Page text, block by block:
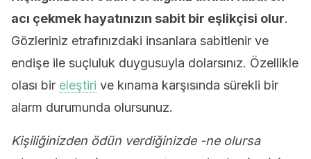
acı çekmek hayatınızın sabit bir eşlikçisi olur.
Gözleriniz etrafınızdaki insanlara sabitlenir ve
endişe ile suçluluk duygusuyla dolarsınız. Özellikle
olası bir eleştiri ve kınama karşısında sürekli bir
alarm durumunda olursunuz.
Kişiliğinizden ödün verdiğinizde -ne olursa